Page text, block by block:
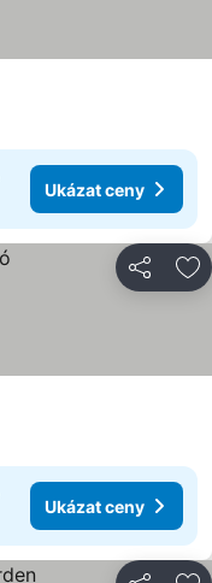
Ukázat ceny
Sdílet
Ukázat ceny